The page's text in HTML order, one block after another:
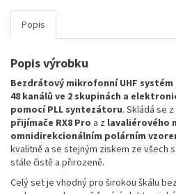
Popis
Popis výrobku
Bezdrátový mikrofonní UHF systém
48 kanálů ve 2 skupinách a
pomocí PLL syntezátoru. Skládá se z
přijímače RX8 Pro a z lavaliérového
omnidirekcionálním polárním
kvalitně a se stejným ziskem ze všech
stále čistě a přirozeně.
Celý set je vhodný pro širokou škálu